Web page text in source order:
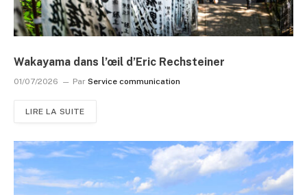
Wakayama dans l’œil d’Eric Rechsteiner
01/07/2026 Par Service communication
LIRE LA SUITE